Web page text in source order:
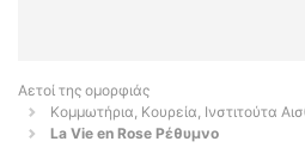
Αετοί της ομορφιάς
Κομμωτήρια, Κουρεία, Ινστιτούτα
La Vie en Rose Ρέθυμνο